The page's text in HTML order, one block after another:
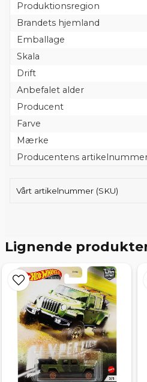
Produktionsregion
Brandets hjemland
Emballage
Skala
Drift
Anbefalet alder
Producent
Farve
Mærke
Producentens
Vårt artikelnummer (SKU)
Lignende